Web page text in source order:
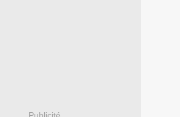
Publicité